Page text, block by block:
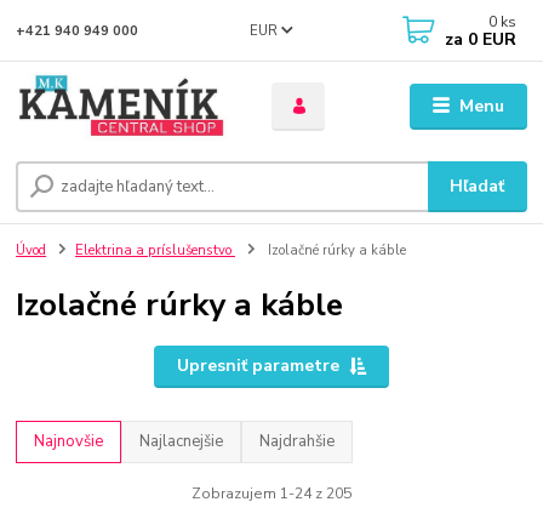
Menu
EUR
Hľadať
+421 940 949 000 0 ks
za 0 EUR
Úvod Elektrina a príslušenstvo Izolačné rúrky a káble
Izolačné rúrky a káble
Upresniť parametre
Najnovšie Najlacnejšie Najdrahšie
Zobrazujem 1-24 z 205